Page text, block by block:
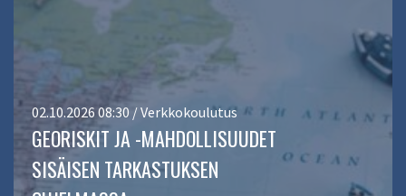
02.10.2026 08:30 / Verkkokoulutus
GEORISKIT JA -MAHDOLLISUUDET
SISÄISEN TARKASTUKSEN